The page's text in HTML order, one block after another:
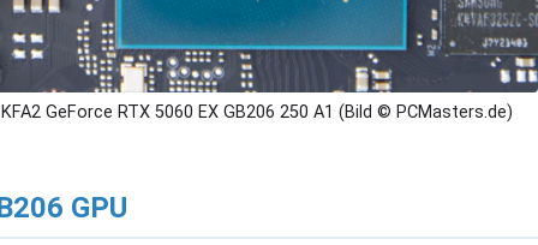
KFA2 GeForce RTX 5060 EX GB206 250 A1 (Bild © PCMasters.de)
GPU